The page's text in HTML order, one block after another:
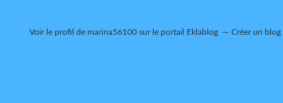
Voir le profil de marina56100 sur le portail Eklablog Créer un